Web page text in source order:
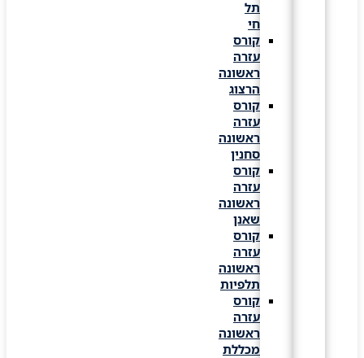
קורס
עזרה
ראשונה
הרצוג
קורס
עזרה
ראשונה
סחנין
קורס
עזרה
ראשונה
קורס
עזרה
ראשונה
תלפיות
קורס
עזרה
ראשונה
מכללת